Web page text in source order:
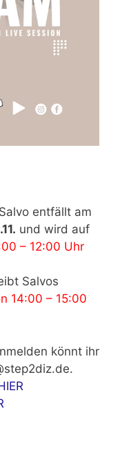
entfällt am
und wird auf
– 12:00 Uhr
Salvos
14:00 – 15:00
könnt ihr